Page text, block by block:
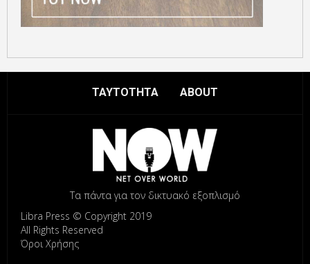
ΤΑΥΤΟΤΗΤΑ ABOUT
Τα πάντα για τον δικτυακό εξοπλισμό
Libra Press © Copyright 2019
All Rights Reserved
Όροι Χρήσης